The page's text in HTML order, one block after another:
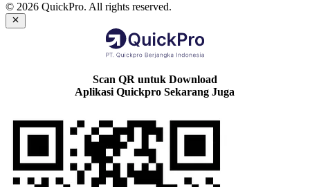
© 2026 QuickPro. All rights reserved.
Scan QR untuk Download
Aplikasi Quickpro Sekarang Juga